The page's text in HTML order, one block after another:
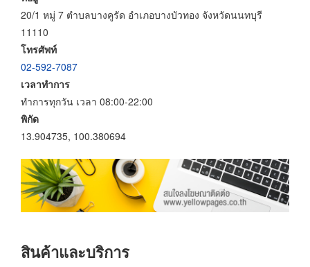
20/1 หมู่ 7 ตำบลบางคูรัด อำเภอบางบัวทอง จังหวัดนนทบุรี
11110
โทรศัพท์
02-592-7087
เวลาทำการ
ทำการทุกวัน เวลา 08:00-22:00
พิกัด
13.904735, 100.380694
สินค้าและบริการ